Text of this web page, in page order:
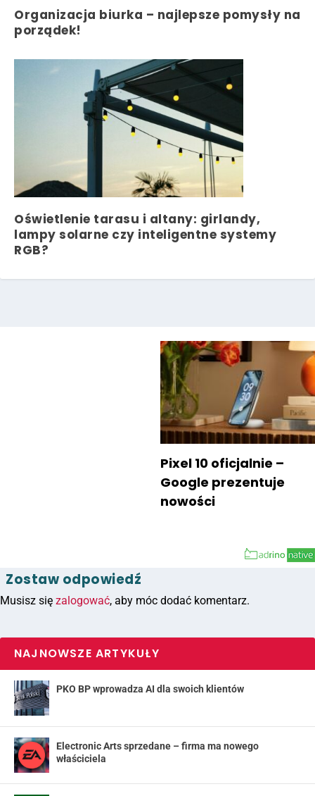
Organizacja biurka – najlepsze pomysły na
porządek!
Oświetlenie tarasu i altany: girlandy,
lampy solarne czy inteligentne systemy
RGB?
Pixel 10 oficjalnie –
Google prezentuje
nowości
Zostaw odpowiedź
Musisz się zalogować, aby móc dodać komentarz.
NAJNOWSZE ARTYKUŁY
PKO BP wprowadza AI dla swoich klientów
Electronic Arts sprzedane – firma ma nowego
właściciela